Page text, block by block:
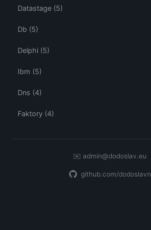
Datastage (5)
Db (5)
Delphi (5)
Ibm (5)
Dns (4)
Faktory (4)
✉️ admin@dodoslav.eu
github.com/dodoslavn